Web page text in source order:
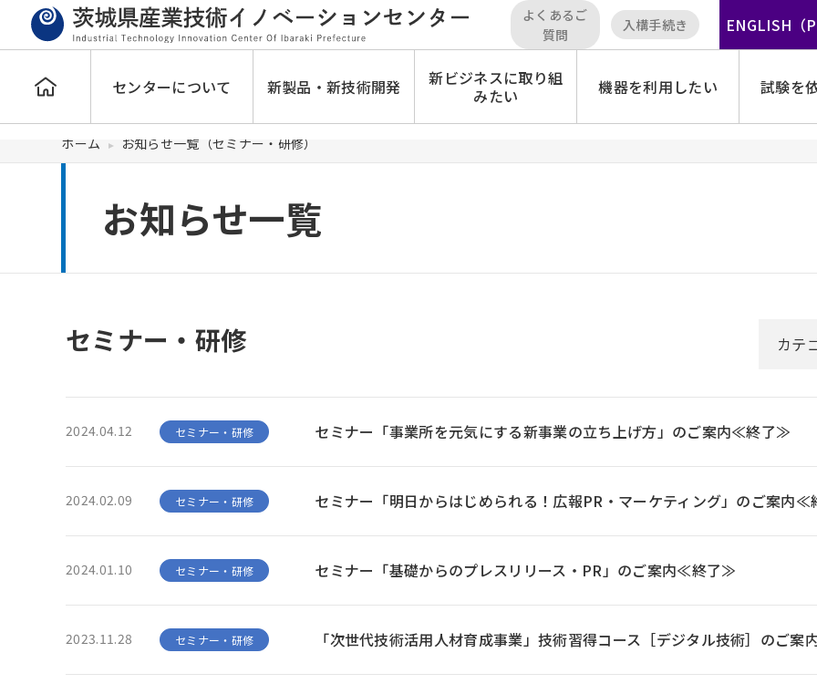
よくあるご
質問
入構手続き ENGLISH（
センターについて 新製品・新技術開発
新ビジネスに取り組
みたい
機器を利用したい 試験を
ホーム お知らせ一覧（セミナー・研修）
お知らせ一覧
セミナー・研修 カテ
2024.04.12 セミナー・研修 セミナー「事業所を元気にする新事業の立ち上げ方」のご案内≪終了≫
2024.02.09 セミナー・研修 セミナー「明日からはじめられる！広報PR・マーケティング」のご案内
2024.01.10 セミナー・研修 セミナー「基礎からのプレスリリース・PR」のご案内≪終了≫
2023.11.28 セミナー・研修 「次世代技術活用人材育成事業」技術習得コース［デジタル技術］のご